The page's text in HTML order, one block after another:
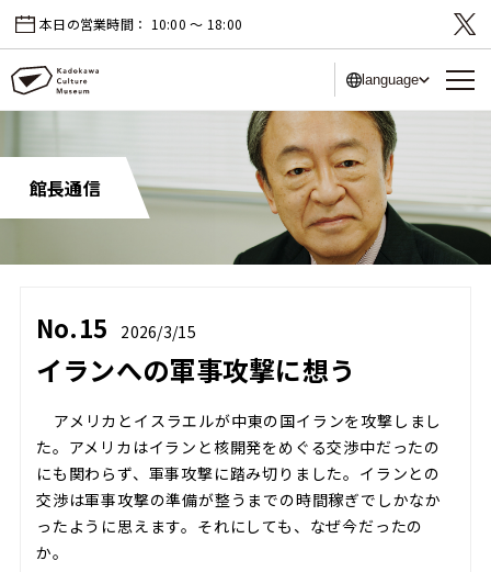
本日の営業時間： 10:00 〜 18:00
language
館長通信
No.15 2026/3/15
イランへの軍事攻撃に想う
アメリカとイスラエルが中東の国イランを攻撃しまし
た。アメリカはイランと核開発をめぐる交渉中だったの
にも関わらず、軍事攻撃に踏み切りました。イランとの
交渉は軍事攻撃の準備が整うまでの時間稼ぎでしかなか
ったように思えます。それにしても、なぜ今だったの
か。